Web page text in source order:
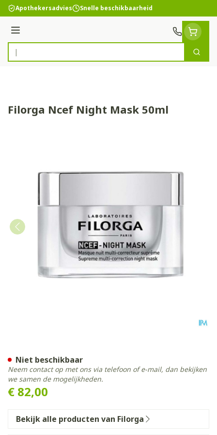
Ga naar de inhoud
Apothekersadvies Snelle beschikbaarheid
Menu
Product, merk, categorie...
Zoek
Filorga Ncef Night Mask 50ml
€ 82,00
Niet beschikbaar
Neem contact op met ons via telefoon of e-mail, dan bekijken
we samen de mogelijkheden.
Bekijk alle producten van Filorga